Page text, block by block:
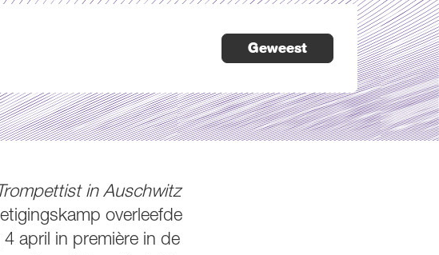
Geweest
Trompettist in Auschwitz
overleefde
april in première in de